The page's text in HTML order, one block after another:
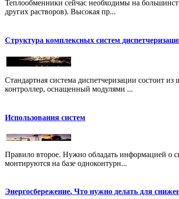
Теплообменники сейчас необходимы на
других растворов). Высокая пр...
Структура комплексных систем
Стандартная система диспетчеризации состоит
контроллер, оснащенный модулями ...
Использования систем
Правило второе. Нужно обладать информацией о
монтируются на базе одноконтурн...
Энергосбережение. Что нужно делать для